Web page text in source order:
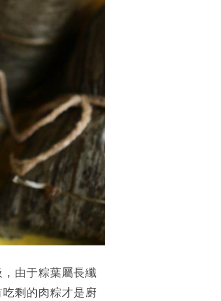
由于粽葉屬長纖
剩的肉粽才是廚